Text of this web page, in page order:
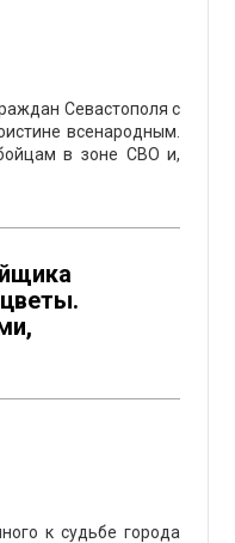
Севастополя с
всенародным.
в зоне СВО и,
к судьбе города